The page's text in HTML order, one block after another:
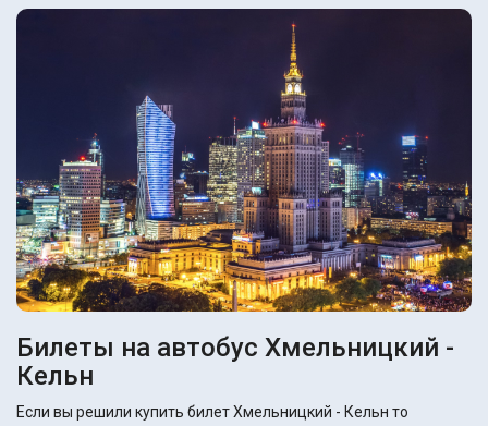
Билеты на автобус Хмельницкий -
Кельн
Если вы решили купить билет Хмельницкий - Кельн то